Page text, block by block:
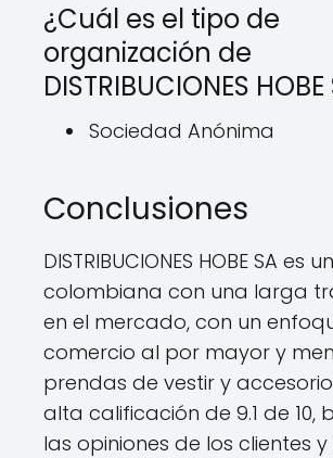
¿Cuál es el tipo de
organización de
DISTRIBUCIONES HOBE
Sociedad Anónima
Conclusiones
DISTRIBUCIONES HOBE SA es
colombiana con una larga
en el mercado, con un
comercio al por mayor y
prendas de vestir y
alta calificación de 9.1 de 10,
las opiniones de los clientes y